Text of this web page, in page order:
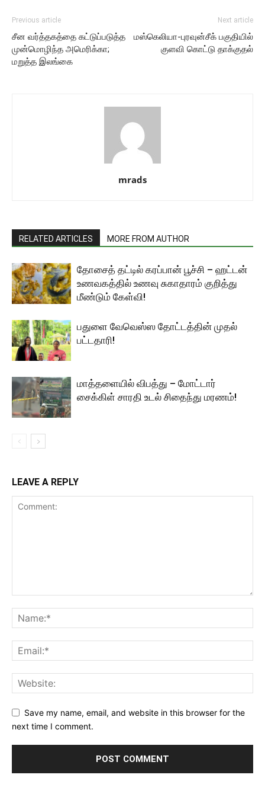
Previous article
சீன வர்த்தகத்தை கட்டுப்படுத்த
முன்மொழிந்த அமெரிக்கா;
மறுத்த இலங்கை
Next article
மஸ்கெலியா-புரவுன்சீக் பகுதியில்
குளவி கொட்டு தாக்குதல்
mrads
RELATED ARTICLES MORE FROM AUTHOR
தோசைத் தட்டில் கரப்பான் பூச்சி – ஹட்டன்
உணவகத்தில் உணவு சுகாதாரம் குறித்து
மீண்டும் கேள்வி!
பதுளை வேவெஸ்ஸ தோட்டத்தின் முதல்
பட்டதாரி!
மாத்தளையில் விபத்து – மோட்டார்
சைக்கிள் சாரதி உடல் சிதைந்து மரணம்!
LEAVE A REPLY
Save my name, email, and website in this browser for the
next time I comment.